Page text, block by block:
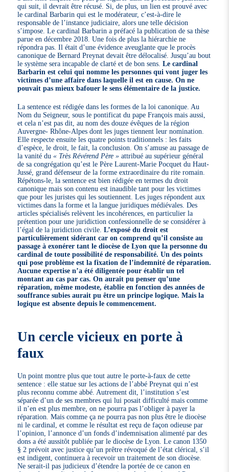
qui suit, il devrait être récusé. Si, de plus, un lien est prouvé avec
le cardinal Barbarin qui est le modérateur, c’est-à-dire le
responsable de l’instance judiciaire, alors une telle décision
s’impose. Le cardinal Barbarin a préfacé la publication de sa thèse
parue en décembre 2018. Une fois de plus la hiérarchie ne
répondra pas. Il était d’une évidence aveuglante que le procès
canonique de Bernard Preynat devait être délocalisé. Jusqu’au bout
le système sera incapable de clarté et de bon sens.Le cardinal
Barbarin est celui qui nomme les personnes qui vont juger les
victimes d’une affaire dans laquelle il est en cause. On ne
pouvait pas mieux bafouer le sens élémentaire de la justice.
La sentence est rédigée dans les formes de la loi canonique. Au
Nom du Seigneur, sous le pontificat du pape François mais aussi,
et cela n’est pas dit, au nom des douze évêques de la région
Auvergne- Rhône-Alpes dont les juges tiennent leur nomination.
Elle respecte ensuite les quatre points traditionnels : les faits
d’espèce, le droit, le fait, la conclusion. On s’amuse au passage de
la vanité du« Très Révérend Père » attribué au supérieur général
de sa congrégation qu’est le Père Laurent-Marie Pocquet du Haut-
Jussé, grand défenseur de la forme extraordinaire du rite romain.
Répétons-le, la sentence est bien rédigée en termes du droit
canonique mais son contenu est inaudible tant pour les victimes
que pour les juristes qui les soutiennent. Les juges répondent aux
victimes dans la forme et la langue juridiques médiévales. Des
articles spécialisés relèvent les incohérences, en particulier la
prétention pour une juridiction confessionnelle de se considérer à
l’égal de la juridiction civile. L’exposé du droit est
particulièrement sidérant car on comprend qu’il consiste au
passage à exonérer tant le diocèse de Lyon que la personne du
cardinal de toute possibilité de responsabilité. Un des points
qui pose problème est la fixation de l’indemnité de réparation.
Aucune expertise n’a été diligentée pour établir un tel
montant au cas par cas. On aurait pu penser qu’une
réparation, même modeste, établie en fonction des années de
souffrance subies aurait pu être un principe logique. Mais la
logique est absente depuis le commencement.
Un cercle vicieux en porte à
faux
Un point montre plus que tout autre le porte-à-faux de cette
sentence : elle statue sur les actions de l’abbé Preynat qui n’est
plus reconnu comme abbé. Autrement dit, l’institution s’est
séparée d’un de ses membres qui lui posait difficulté mais comme
il n’en est plus membre, on ne pourra pas l’obliger à payer la
réparation. Mais comme ça ne pourra pas non plus être le diocèse
ni le cardinal, et comme le résultat est reçu de façon odieuse par
l’opinion, l’annonce d’un fonds d’indemnisation alimenté par des
dons a été aussitôt publiée par le diocèse de Lyon. Le canon 1350
§ 2 prévoit avec justice qu’un prêtre révoqué de l’état clérical, s’il
est indigent, continuera à recevoir un traitement de son diocèse.
Ne serait-il pas judicieux d’étendre la portée de ce canon en